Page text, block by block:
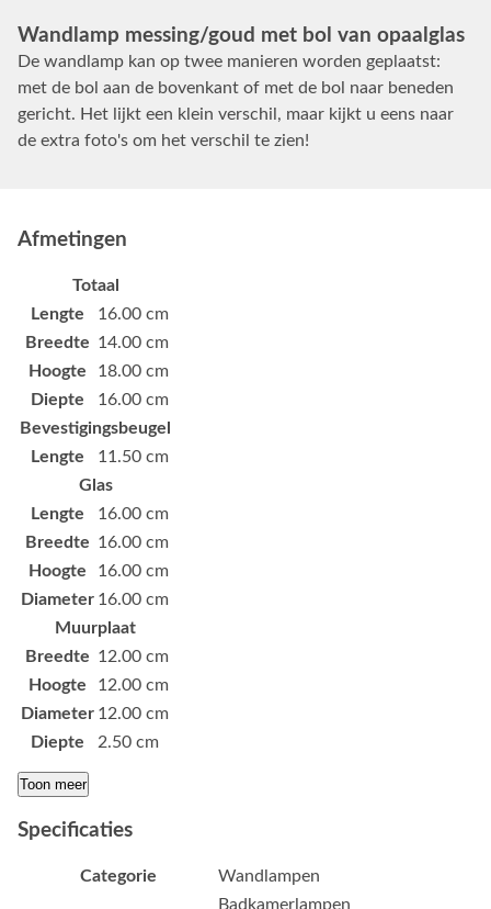
Wandlamp messing/goud met bol van opaalglas
De wandlamp kan op twee manieren worden geplaatst:
met de bol aan de bovenkant of met de bol naar beneden
gericht. Het lijkt een klein verschil, maar kijkt u eens naar
de extra foto's om het verschil te zien!
Afmetingen
Totaal
Lengte
16.00 cm
Breedte 14.00 cm
Hoogte
18.00 cm
Diepte
16.00 cm
Bevestigingsbeugel
Lengte
11.50 cm
Glas
Lengte
16.00 cm
Breedte 16.00 cm
Hoogte
16.00 cm
Diameter 16.00 cm
Muurplaat
Breedte 12.00 cm
Hoogte
12.00 cm
Diameter 12.00 cm
Diepte
2.50 cm
Toon meer
Specificaties
Categorie
Wandlampen
Badkamerlampen